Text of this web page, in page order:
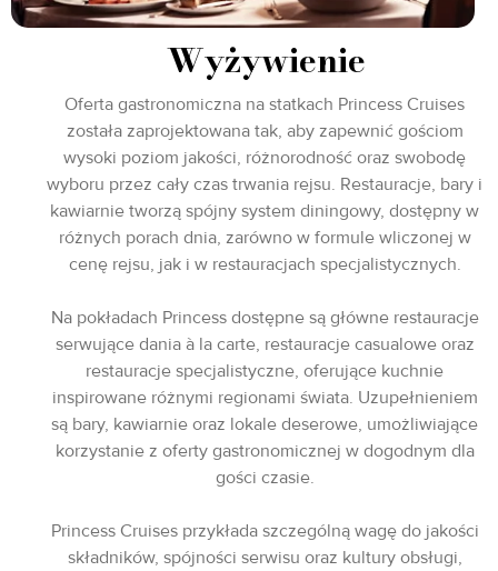
Wyżywienie
Oferta gastronomiczna na statkach Princess Cruises
została zaprojektowana tak, aby zapewnić gościom
wysoki poziom jakości, różnorodność oraz swobodę
wyboru przez cały czas trwania rejsu. Restauracje, bary i
kawiarnie tworzą spójny system diningowy, dostępny w
różnych porach dnia, zarówno w formule wliczonej w
cenę rejsu, jak i w restauracjach specjalistycznych.
Na pokładach Princess dostępne są główne restauracje
serwujące dania à la carte, restauracje casualowe oraz
restauracje specjalistyczne, oferujące kuchnie
inspirowane różnymi regionami świata. Uzupełnieniem
są bary, kawiarnie oraz lokale deserowe, umożliwiające
korzystanie z oferty gastronomicznej w dogodnym dla
gości czasie.
Princess Cruises przykłada szczególną wagę do jakości
składników, spójności serwisu oraz kultury obsługi,